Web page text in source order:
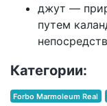
джут —
путем
Категории:
Forbo Marmoleum Real